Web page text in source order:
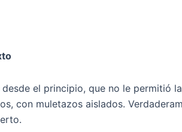
el principio, que no le permitió
con muletazos aislados.